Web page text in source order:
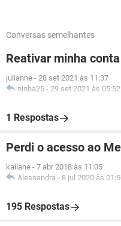
Conversas semelhantes
Reativar minha
julianne - 28 set 2021 às 11:37
ninha25 - 29 set 2021 às 05:52
1 Respostas
Perdi o acesso ao
kailane - 7 abr 2018 às 11:05
Alessandra - 8 jul 2020 às
195 Respostas